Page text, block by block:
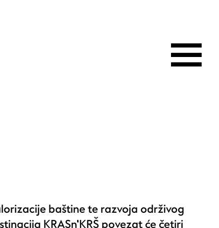
baštine te razvoja održivog
KRASn'KRŠ povezat će četiri